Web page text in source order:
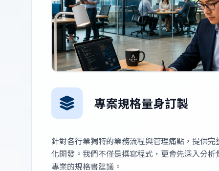
專案規格量身訂製
針對各行業獨特的業務流程與管理痛點，提供
化開發。我們不僅是撰寫程式，更會先深入分
專業的規格書建議。